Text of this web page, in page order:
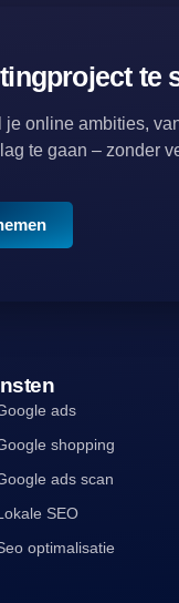
te
online ambities,
te gaan – zonder
ads
shopping
ads scan
SEO
optimalisatie